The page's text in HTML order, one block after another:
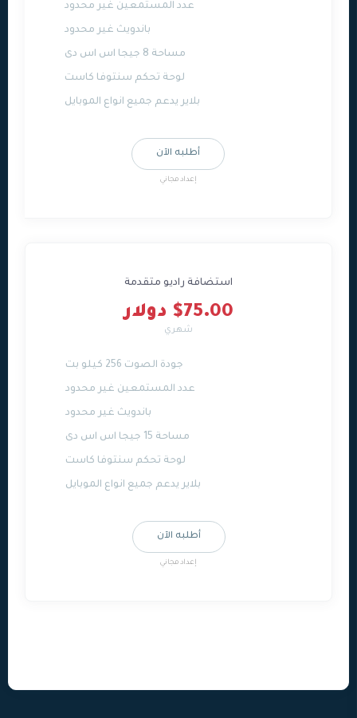
عدد المستمعين غير محدود
باندويث غير محدود
مساحة 8 جيجا اس اس دى
لوحة تحكم سنتوفا كاست
بلاير يدعم جميع انواع الموبايل
أطلبه الآن
إعداد مجاني
استضافة راديو متقدمة
$75.00 دولار
شهري
جودة الصوت 256 كيلو بت
عدد المستمعين غير محدود
باندويث غير محدود
مساحة 15 جيجا اس اس دى
لوحة تحكم سنتوفا كاست
بلاير يدعم جميع انواع الموبايل
أطلبه الآن
إعداد مجاني